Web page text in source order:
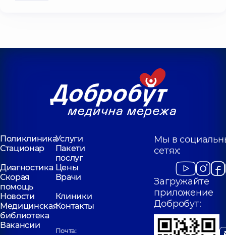
ПоликлиникаУслуги
Стационар
Пакети
послуг
Диагностика Цены
Скорая
помощь
Врачи
Новости
Клиники
Медицинская
библиотека
Контакты
Вакансии
Почта:
Мы в
сетях:
Загружайте
приложение
Добробут: